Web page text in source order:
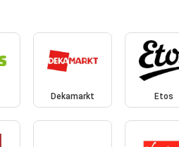
Dekamarkt Etos